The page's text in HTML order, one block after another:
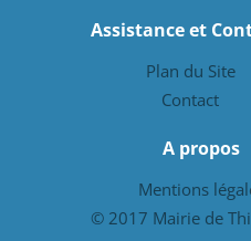
Assistance et
Plan du Site
Contact
A propos
Mentions
© 2017 Mairie de